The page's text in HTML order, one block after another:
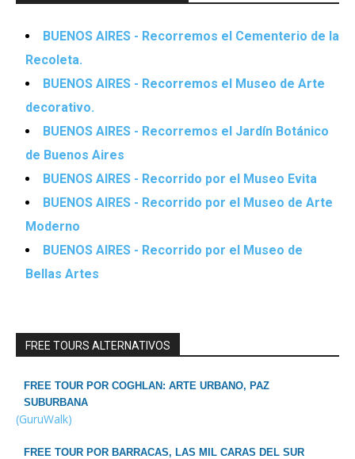
BUENOS AIRES - Recorremos el Cementerio de la
Recoleta.
BUENOS AIRES - Recorremos el Museo de Arte
decorativo.
BUENOS AIRES - Recorremos el Jardín Botánico
de Buenos Aires
BUENOS AIRES - Recorrido por el Museo Evita
BUENOS AIRES - Recorrido por el Museo de Arte
Moderno
BUENOS AIRES - Recorrido por el Museo de
Bellas Artes
FREE TOURS ALTERNATIVOS
FREE TOUR POR COGHLAN: ARTE URBANO, PAZ
SUBURBANA
(GuruWalk)
FREE TOUR POR BARRACAS, LAS MIL CARAS DEL SUR